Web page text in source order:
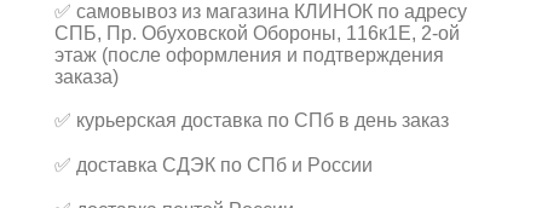
✅ самовывоз из магазина КЛИНОК по адресу
СПБ, Пр. Обуховской Обороны, 116к1Е, 2-ой
этаж (после оформления и подтверждения
заказа)
✅ курьерская доставка по СПб в день заказ
✅ доставка СДЭК по СПб и России